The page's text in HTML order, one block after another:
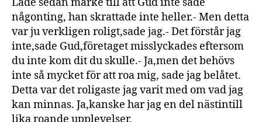
någonting, han skrattade inte heller.- Men detta
var ju verkligen roligt,sade jag.- Det förstår jag
inte,sade Gud,företaget misslyckades eftersom
du inte kom dit du skulle.- Ja,men det behövs
inte så mycket för att roa mig, sade jag belåtet.
Detta var det roligaste jag varit med om vad jag
kan minnas. Ja,kanske har jag en del nästintill
lika roande upplevelser.